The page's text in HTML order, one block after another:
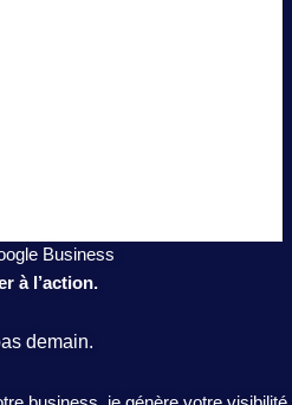
Business
à l’action.
demain.